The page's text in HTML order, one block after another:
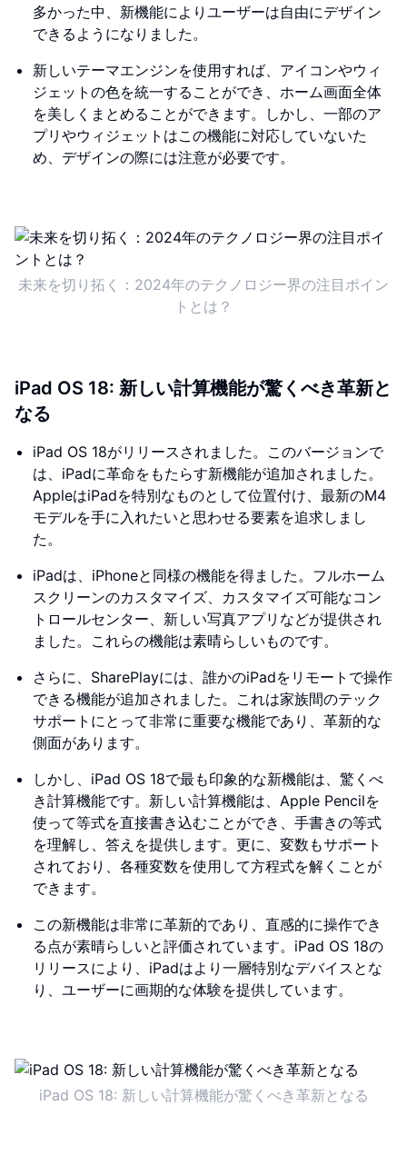
多かった中、新機能によりユーザーは自由にデザイン
できるようになりました。
新しいテーマエンジンを使用すれば、アイコンやウィ
ジェットの色を統一することができ、ホーム画面全体
を美しくまとめることができます。しかし、一部のア
プリやウィジェットはこの機能に対応していないた
め、デザインの際には注意が必要です。
未来を切り拓く：2024年のテクノロジー界の注目ポイン
トとは？
iPad OS 18: 新しい計算機能が驚くべき革新と
なる
iPad OS 18がリリースされました。このバージョンで
は、iPadに革命をもたらす新機能が追加されました。
AppleはiPadを特別なものとして位置付け、最新のM4
モデルを手に入れたいと思わせる要素を追求しまし
た。
iPadは、iPhoneと同様の機能を得ました。フルホーム
スクリーンのカスタマイズ、カスタマイズ可能なコン
トロールセンター、新しい写真アプリなどが提供され
ました。これらの機能は素晴らしいものです。
さらに、SharePlayには、誰かのiPadをリモートで操作
できる機能が追加されました。これは家族間のテック
サポートにとって非常に重要な機能であり、革新的な
側面があります。
しかし、iPad OS 18で最も印象的な新機能は、驚くべ
き計算機能です。新しい計算機能は、Apple Pencilを
使って等式を直接書き込むことができ、手書きの等式
を理解し、答えを提供します。更に、変数もサポート
されており、各種変数を使用して方程式を解くことが
できます。
この新機能は非常に革新的であり、直感的に操作でき
る点が素晴らしいと評価されています。iPad OS 18の
リリースにより、iPadはより一層特別なデバイスとな
り、ユーザーに画期的な体験を提供しています。
iPad OS 18: 新しい計算機能が驚くべき革新となる